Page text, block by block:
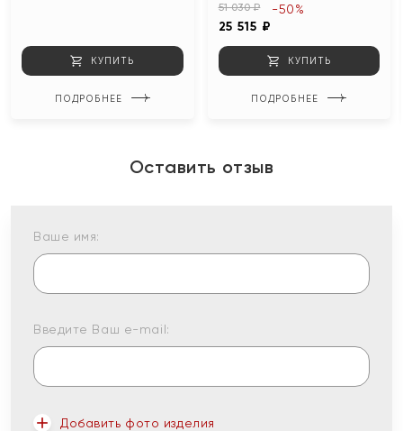
КУПИТЬ
ПОДРОБНЕЕ
51 030 ₽
25 515 ₽
-50%
КУПИТЬ
ПОДРОБНЕЕ
Оставить отзыв
Ваше имя:
Введите Ваш e-mail:
Добавить фото изделия